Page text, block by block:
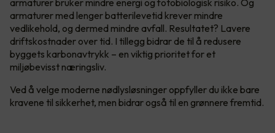
armaturer med lenger batterilevetid krever mindre
vedlikehold, og dermed mindre avfall. Resultatet? Lavere
driftskostnader over tid. I tillegg bidrar de til å redusere
byggets karbonavtrykk – en viktig prioritet for et
miljøbevisst næringsliv.
Ved å velge moderne nødlysløsninger oppfyller du ikke bare
kravene til sikkerhet, men bidrar også til en grønnere fremtid.